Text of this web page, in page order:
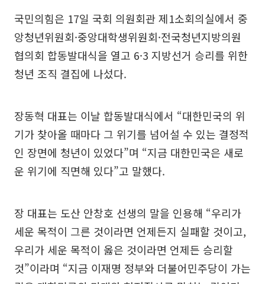
국민의힘은 17일 국회 의원회관 제1소회의실에서 중
앙청년위원회·중앙대학생위원회·전국청년지방의원
협의회 합동발대식을 열고 6·3 지방선거 승리를 위한
청년 조직 결집에 나섰다.
장동혁 대표는 이날 합동발대식에서 “대한민국의 위
기가 찾아올 때마다 그 위기를 넘어설 수 있는 결정적
인 장면에 청년이 있었다”며 “지금 대한민국은 새로
운 위기에 직면해 있다”고 말했다.
장 대표는 도산 안창호 선생의 말을 인용해 “우리가
세운 목적이 그른 것이라면 언제든지 실패할 것이고,
우리가 세운 목적이 옳은 것이라면 언제든 승리할
것”이라며 “지금 이재명 정부와 더불어민주당이 가는